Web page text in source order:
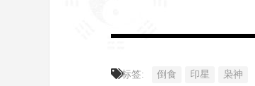
标签: 倒食 印星 枭神